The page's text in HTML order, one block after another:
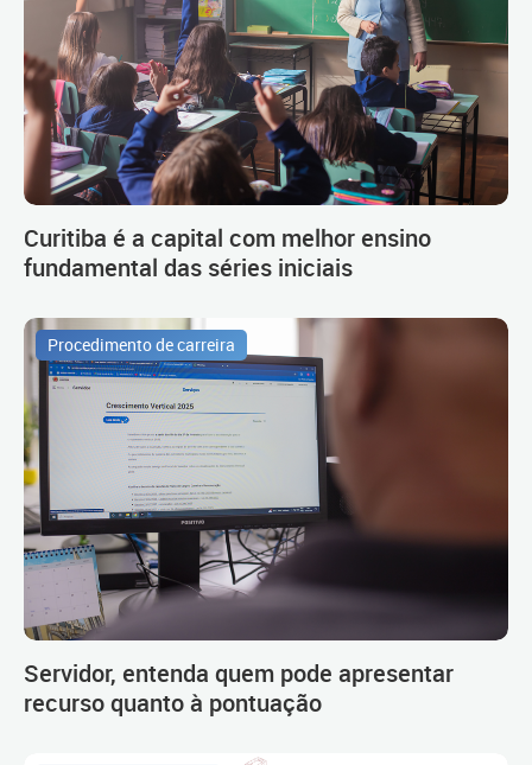
Curitiba é a capital com melhor ensino
fundamental das séries iniciais
Procedimento de carreira
Servidor, entenda quem pode apresentar
recurso quanto à pontuação